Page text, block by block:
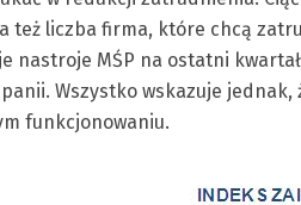
też liczba firma, które chcą
nastroje MŚP na ostatni
Wszystko wskazuje
funkcjonowaniu.